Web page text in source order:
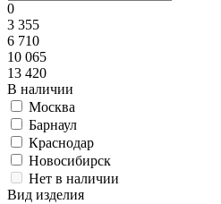
0
3 355
6 710
10 065
13 420
В наличии
Москва
Барнаул
Краснодар
Новосибирск
Нет в наличии
Вид изделия